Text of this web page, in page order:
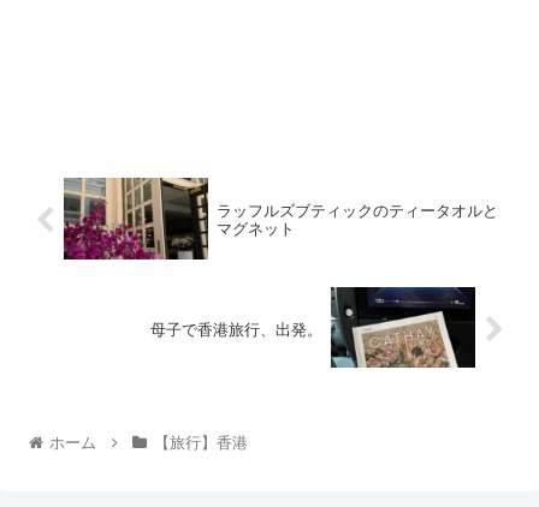
ラッフルズブティックのティータオルと
マグネット
母子で香港旅行、出発。
ホーム 【旅行】香港